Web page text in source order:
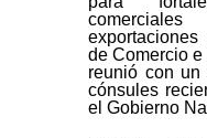
de Comercio
reunió con un
cónsules
el Gobierno